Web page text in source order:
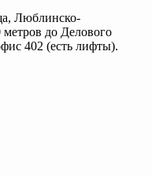
Люблинско-
до Делового
402 (есть лифты).